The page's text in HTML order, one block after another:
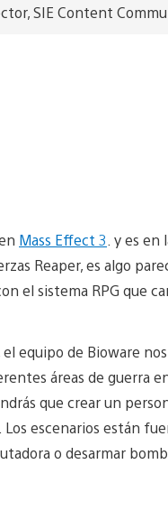
SIE Content
Mass Effect 3 . y es
Reaper, es algo
el sistema RPG que
equipo de Bioware
áreas de guerra
que crear un
escenarios están
o desarmar